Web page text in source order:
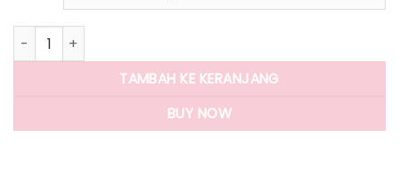
Kuantitas Panlandwoo - Cincin Set Titanium Wanita
TAMBAH KE KERANJANG
BUY NOW